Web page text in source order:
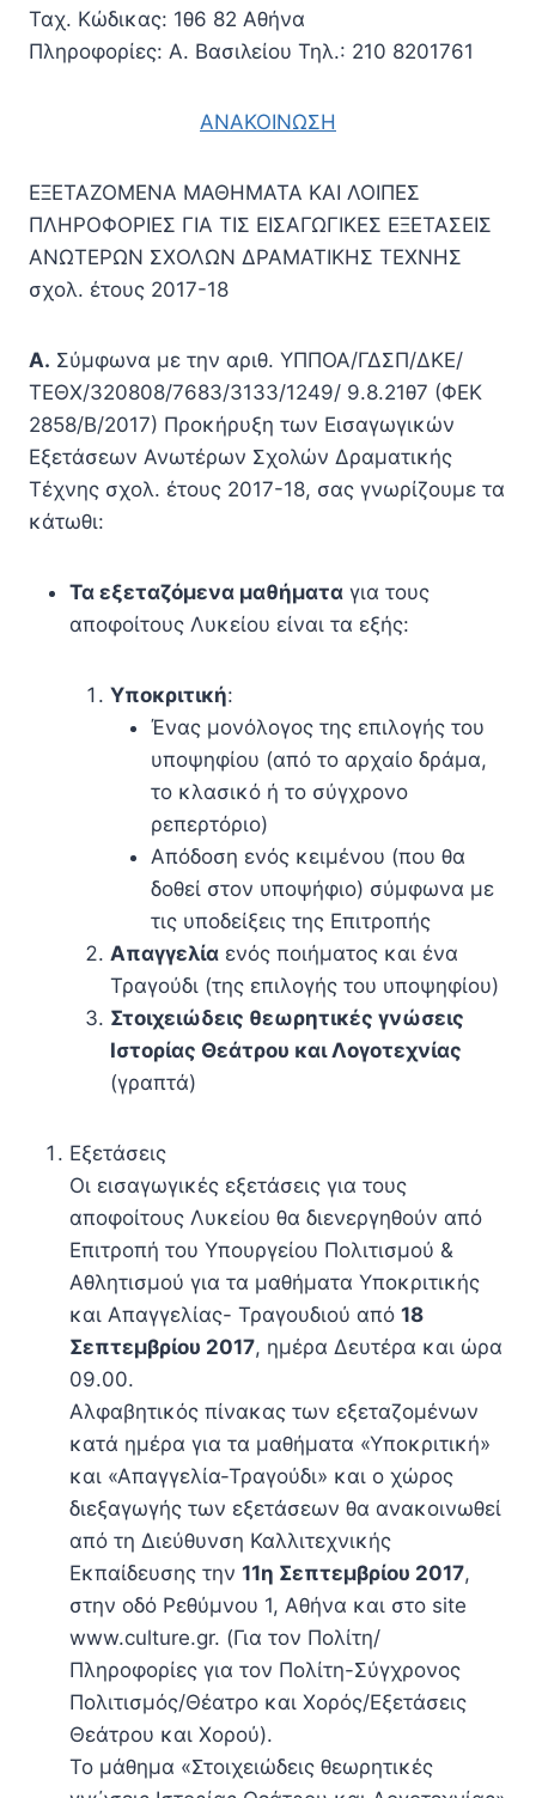
Ταχ. Κώδικας: 1θ6 82 Αθήνα
Πληροφορίες: Α. Βασιλείου Τηλ.: 210 8201761
ΑΝΑΚΟΙΝΩΣΗ
ΕΞΕΤΑΖΟΜΕΝΑ ΜΑΘΗΜΑΤΑ ΚΑΙ ΛΟΙΠΕΣ
ΠΛΗΡΟΦΟΡΙΕΣ ΓΙΑ ΤΙΣ ΕΙΣΑΓΩΓΙΚΕΣ ΕΞΕΤΑΣΕΙΣ
ΑΝΩΤΕΡΩΝ ΣΧΟΛΩΝ ΔΡΑΜΑΤΙΚΗΣ ΤΕΧΝΗΣ
σχολ. έτους 2017-18
Α. Σύμφωνα με την αριθ. ΥΠΠΟΑ/ΓΔΣΠ/ΔΚΕ/
ΤΕΘΧ/320808/7683/3133/1249/ 9.8.21θ7 (ΦΕΚ
2858/Β/2017) Προκήρυξη των Εισαγωγικών
Εξετάσεων Ανωτέρων Σχολών Δραματικής
Τέχνης σχολ. έτους 2017-18, σας γνωρίζουμε τα
κάτωθι:
Τα εξεταζόμενα μαθήματα για τους
αποφοίτους Λυκείου είναι τα εξής:
Υποκριτική:
Ένας μονόλογος της επιλογής του
υποψηφίου (από το αρχαίο δράμα,
το κλασικό ή το σύγχρονο
ρεπερτόριο)
Απόδοση ενός κειμένου (που θα
δοθεί στον υποψήφιο) σύμφωνα με
τις υποδείξεις της Επιτροπής
Απαγγελία ενός ποιήματος και ένα
Τραγούδι (της επιλογής του υποψηφίου)
Στοιχειώδεις θεωρητικές γνώσεις
Ιστορίας Θεάτρου και Λογοτεχνίας
(γραπτά)
Εξετάσεις
Οι εισαγωγικές εξετάσεις για τους
αποφοίτους Λυκείου θα διενεργηθούν από
Επιτροπή του Υπουργείου Πολιτισμού &
Αθλητισμού για τα μαθήματα Υποκριτικής
και Απαγγελίας- Τραγουδιού από 18
Σεπτεμβρίου 2017, ημέρα Δευτέρα και ώρα
09.00.
Αλφαβητικός πίνακας των εξεταζομένων
κατά ημέρα για τα μαθήματα «Υποκριτική»
και «Απαγγελία-Τραγούδι» και ο χώρος
διεξαγωγής των εξετάσεων θα ανακοινωθεί
από τη Διεύθυνση Καλλιτεχνικής
Εκπαίδευσης την 11η Σεπτεμβρίου 2017,
στην οδό Ρεθύμνου 1, Αθήνα και στο site
www.culture.gr. (Για τον Πολίτη/
Πληροφορίες για τον Πολίτη-Σύγχρονος
Πολιτισμός/Θέατρο και Χορός/Εξετάσεις
Θεάτρου και Χορού).
Το μάθημα «Στοιχειώδεις θεωρητικές